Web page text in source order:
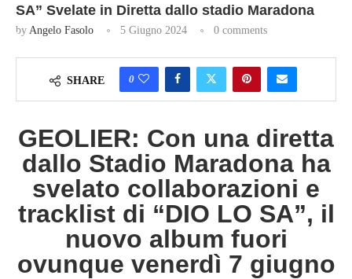
SA” Svelate in Diretta dallo stadio Maradona
by Angelo Fasolo 5 Giugno 2024 0 comments
SHARE 0
GEOLIER: Con una diretta
dallo Stadio Maradona ha
svelato collaborazioni e
tracklist di “DIO LO SA”, il
nuovo album fuori
ovunque venerdì 7 giugno